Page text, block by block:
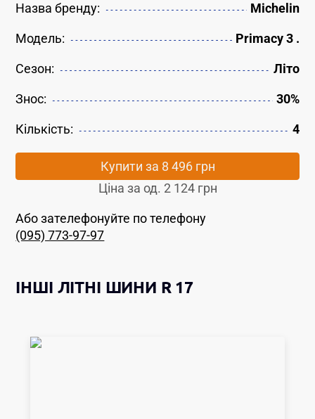
Назва бренду: Michelin
Модель: Primacy 3 .
Сезон: Літо
Знос: 30%
Кількість: 4
Купити за 8 496 грн
Ціна за од. 2 124 грн
Або зателефонуйте по телефону
(095) 773-97-97
ІНШІ ЛІТНІ ШИНИ R 17